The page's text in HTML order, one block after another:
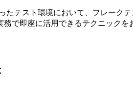
たテスト環境において、フレーク
務で即座に活用できるテクニック